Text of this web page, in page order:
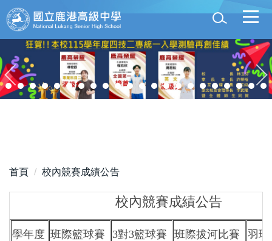
跳
到
主
內
容
區
首頁 校內競賽成績公告
校內競賽成績公告
學年度 班際籃球賽 3對3籃球賽 班際拔河比賽 羽球